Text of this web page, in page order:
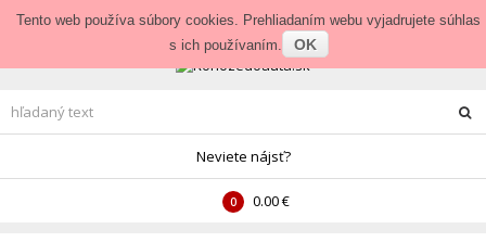
Prihlásenie • Veľkoobchod
Neviete nájsť?
0 0.00 €
Tento web používa súbory cookies. Prehliadaním webu vyjadrujete súhlas
s ich používaním.
OK